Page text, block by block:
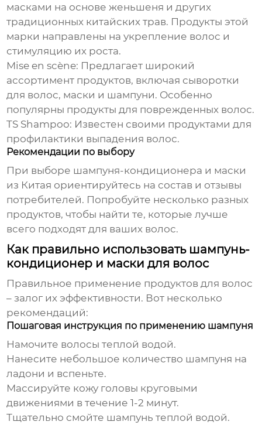
масками на основе женьшеня и других
традиционных китайских трав. Продукты этой
марки направлены на укрепление волос и
стимуляцию их роста.
Mise en scène: Предлагает широкий
ассортимент продуктов, включая сыворотки
для волос, маски и шампуни. Особенно
популярны продукты для поврежденных волос.
TS Shampoo: Известен своими продуктами для
профилактики выпадения волос.
Рекомендации по выбору
При выборе шампуня-кондиционера и маски
из Китая ориентируйтесь на состав и отзывы
потребителей. Попробуйте несколько разных
продуктов, чтобы найти те, которые лучше
всего подходят для ваших волос.
Как правильно использовать шампунь-
кондиционер и маски для волос
Правильное применение продуктов для волос
– залог их эффективности. Вот несколько
рекомендаций:
Пошаговая инструкция по применению шампуня
Намочите волосы теплой водой.
Нанесите небольшое количество шампуня на
ладони и вспеньте.
Массируйте кожу головы круговыми
движениями в течение 1-2 минут.
Тщательно смойте шампунь теплой водой.